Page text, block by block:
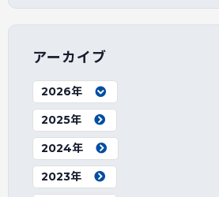
アーカイブ
2026年
2025年
2024年
2023年